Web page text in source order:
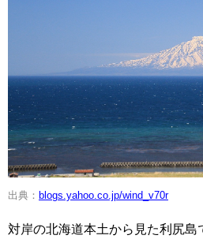
出典： blogs.yahoo.co.jp/wind_v70r
対岸の北海道本土から見た利尻島